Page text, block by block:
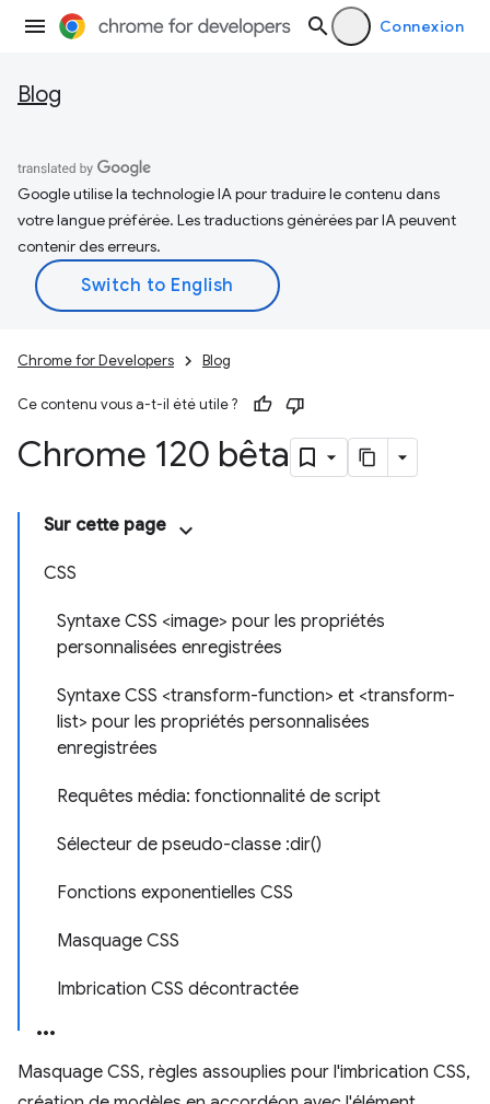
Connexion
Blog
Google utilise la technologie IA pour traduire le contenu dans
votre langue préférée. Les traductions générées par IA peuvent
contenir des erreurs.
Chrome for Developers Blog
Ce contenu vous a-t-il été utile ?
Chrome 120 bêta
Sur cette page
CSS
Syntaxe CSS <image> pour les propriétés
personnalisées enregistrées
Syntaxe CSS <transform-function> et <transform-
list> pour les propriétés personnalisées
enregistrées
Requêtes média: fonctionnalité de script
Sélecteur de pseudo-classe :dir()
Fonctions exponentielles CSS
Masquage CSS
Imbrication CSS décontractée
Masquage CSS, règles assouplies pour l'imbrication CSS,